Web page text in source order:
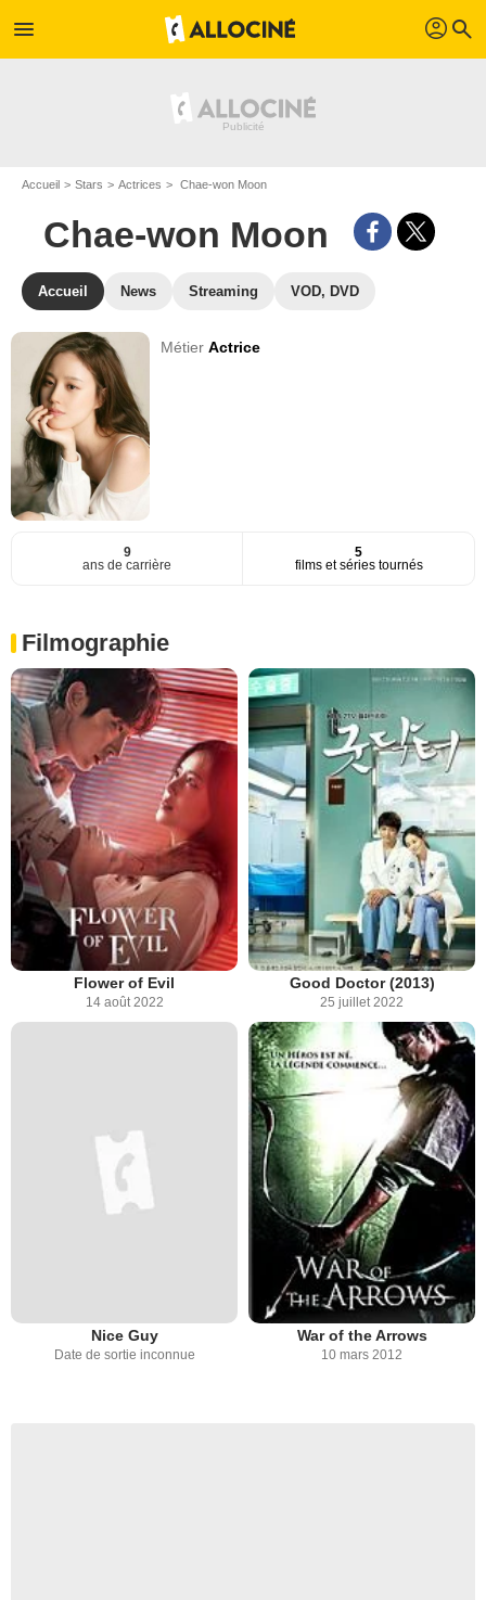
menu profil search
Accueil Stars Actrices Chae-won Moon
Chae-won Moon
Accueil News Streaming VOD, DVD
MétierActrice
9
ans de carrière
5
films et séries tournés
Filmographie
Flower of Evil
14 août 2022
Good Doctor (2013)
25 juillet 2022
Nice Guy
Date de sortie inconnue
War of the Arrows
10 mars 2012